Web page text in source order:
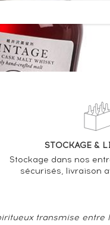
STOCKAGE &
Stockage dans nos
sécurisés, livraison
transmise